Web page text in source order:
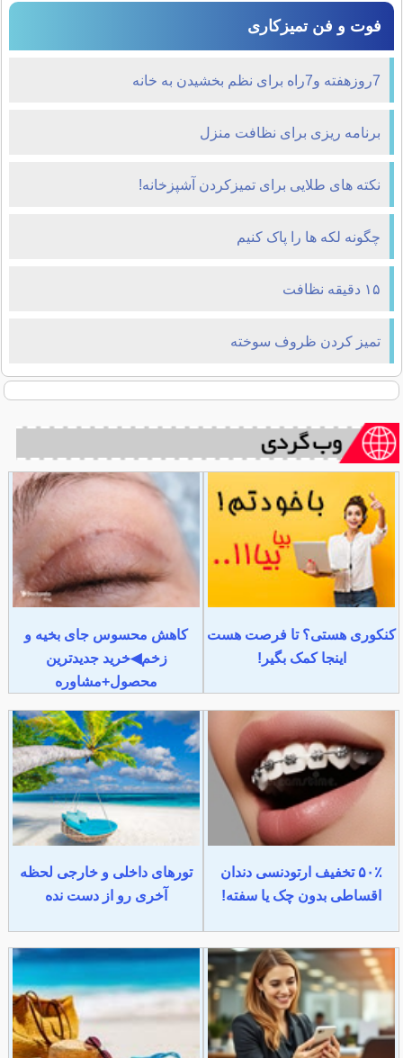
فوت و فن تمیزکاری
7روزهفته و7راه برای نظم بخشیدن به خانه
برنامه ریزی برای نظافت منزل
نکته های طلایی برای تمیزکردن آشپزخانه!
چگونه لکه ها را پاک کنیم
۱۵ دقیقه نظافت
تمیز کردن ظروف سوخته
کنکوری هستی؟ تا فرصت هست
اینجا کمک بگیر!
کاهش محسوس جای بخیه و
زخم◀خرید جدیدترین
محصول+مشاوره
۵۰٪ تخفیف ارتودنسی دندان
اقساطی بدون چک یا سفته!
تورهای داخلی و خارجی لحظه
آخری رو از دست نده